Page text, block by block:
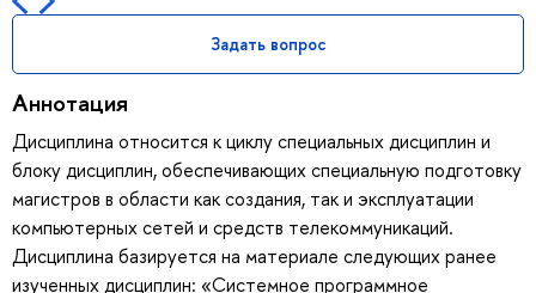
Задать вопрос
Аннотация
Дисциплина относится к циклу специальных дисциплин и
блоку дисциплин, обеспечивающих специальную подготовку
магистров в области как создания, так и эксплуатации
компьютерных сетей и средств телекоммуникаций.
Дисциплина базируется на материале следующих ранее
изученных дисциплин: «Системное программное